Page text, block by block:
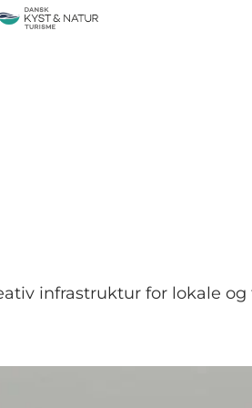
infrastruktur for lokale og